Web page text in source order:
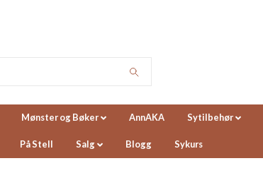
Mønster og Bøker AnnAKA Sytilbehør
På Stell Salg Blogg Sykurs